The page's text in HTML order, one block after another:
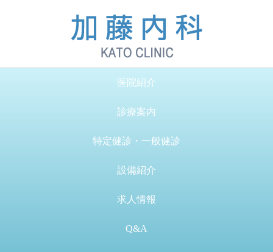
医院紹介
診療案内
特定健診・一般健診
設備紹介
求人情報
Q&A